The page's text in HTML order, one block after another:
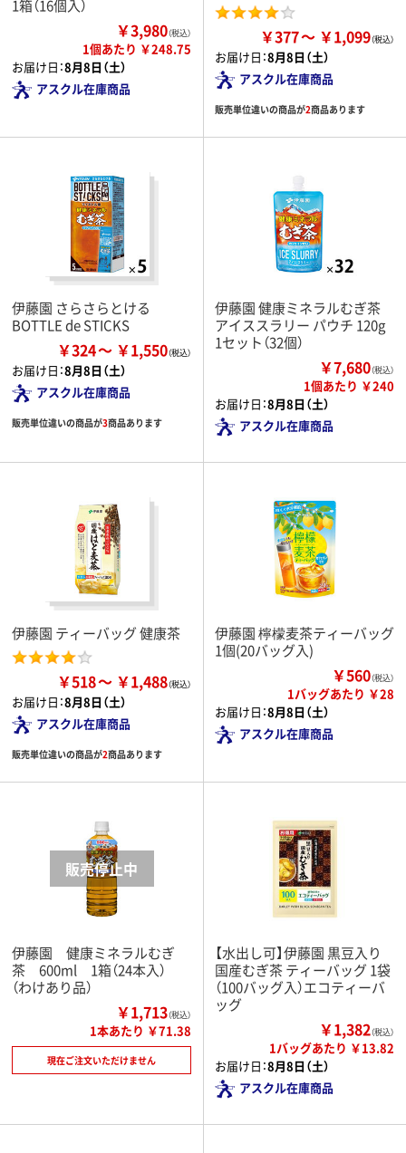
1箱（16個入）
￥3,980（税込）
1個あたり ￥248.75
お届け日：8月8日（土）
アスクル在庫商品
￥377 ￥1,099
お届け日：8月8日（土）
アスクル在庫商品
販売単位違いの商品が2商品あります
伊藤園 さらさらとける
BOTTLE de STICKS
￥324 ￥1,550
お届け日：8月8日（土）
アスクル在庫商品
販売単位違いの商品が3商品あります
伊藤園 健康ミネラルむぎ茶
アイススラリー パウチ 120g
1セット（32個）
￥7,680（税込）
1個あたり ￥240
お届け日：8月8日（土）
アスクル在庫商品
伊藤園 ティーバッグ 健康茶
￥518 ￥1,488
お届け日：8月8日（土）
アスクル在庫商品
販売単位違いの商品が2商品あります
伊藤園 檸檬麦茶ティーバッグ
1個(20バッグ入)
￥560（税込）
1バッグあたり ￥28
お届け日：8月8日（土）
アスクル在庫商品
伊藤園 健康ミネラルむぎ
茶 600ml 1箱（24本入）
（わけあり品）
￥1,713（税込）
1本あたり ￥71.38
現在ご注文いただけません
【水出し可】伊藤園 黒豆入り
国産むぎ茶 ティーバッグ 1袋
（100バッグ入）エコティーバ
ッグ
￥1,382（税込）
1バッグあたり ￥13.82
お届け日：8月8日（土）
アスクル在庫商品